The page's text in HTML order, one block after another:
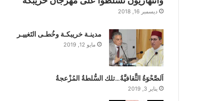
ديسمبر 16, 2018
مدينـة خريبكـة وخُطـى التَغييـر
مايو 12, 2019
اَلصَّحْوَةُ الثَّقافيَّةُ…تلك السُّلطةُ المُزْعجةُ
يناير 3, 2019